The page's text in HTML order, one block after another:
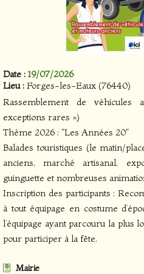
Date : 19/07/2026
Lieu : Forges-les-Eaux (76440)
Rassemblement de véhicules
exceptions rares »)
Thème 2026 : "Les Années 20"
Balades touristiques (le matin/
anciens, marché artisanal,
guinguette et nombreuses
Inscription des participants :
à tout équipage en costume
l’équipage ayant parcouru la plus
pour participer à la fête.
Mairie